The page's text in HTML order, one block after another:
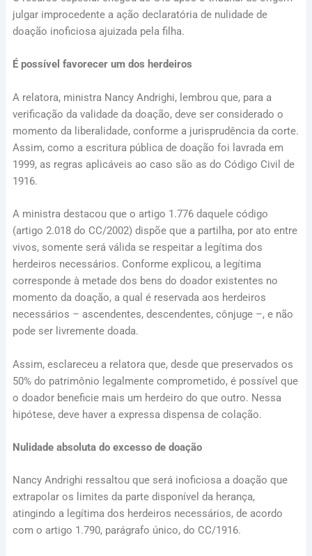
julgar improcedente a ação declaratória de nulidade de
doação inoficiosa ajuizada pela filha.
É possível favorecer um dos herdeiros
A relatora, ministra Nancy Andrighi, lembrou que, para a
verificação da validade da doação, deve ser considerado o
momento da liberalidade, conforme a jurisprudência da corte.
Assim, como a escritura pública de doação foi lavrada em
1999, as regras aplicáveis ao caso são as do Código Civil de
1916.
A ministra destacou que o artigo 1.776daquele código
(artigo 2.018 do CC/2002) dispõe que a partilha, por ato entre
vivos, somente será válida se respeitar a legítima dos
herdeiros necessários. Conforme explicou, a legítima
corresponde à metade dos bens do doador existentes no
momento da doação, a qual é reservada aos herdeiros
necessários – ascendentes, descendentes, cônjuge –, e não
pode ser livremente doada.
Assim, esclareceu a relatora que, desde que preservados os
50% do patrimônio legalmente comprometido, é possível que
o doador beneficie mais um herdeiro do que outro. Nessa
hipótese, deve haver a expressa dispensa de colação.
Nulidade absoluta do excesso de doação
Nancy Andrighi ressaltou que será inoficiosa a doação que
extrapolar os limites da parte disponível da herança,
atingindo a legítima dos herdeiros necessários, de acordo
com o artigo 1.790, parágrafo único, do CC/1916.